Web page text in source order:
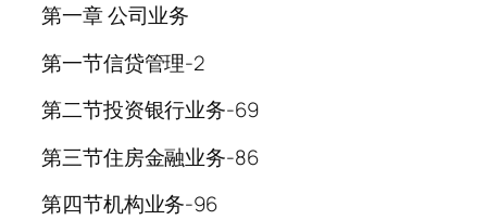
第一章 公司业务
第一节信贷管理-2
第二节投资银行业务-69
第三节住房金融业务-86
第四节机构业务-96